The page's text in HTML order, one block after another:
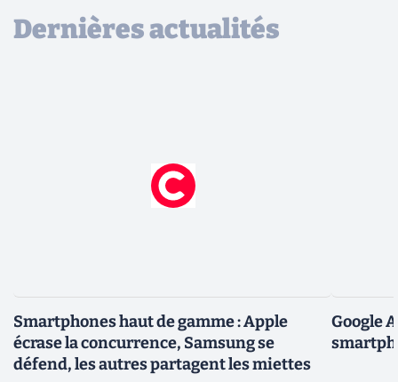
Dernières actualités
Smartphones haut de gamme : Apple
écrase la concurrence, Samsung se
défend, les autres partagent les miettes
Google